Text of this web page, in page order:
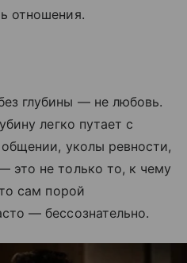
отношения.
глубины — не любовь.
легко путает с
уколы ревности,
это не только то, к чему
сам порой
— бессознательно.